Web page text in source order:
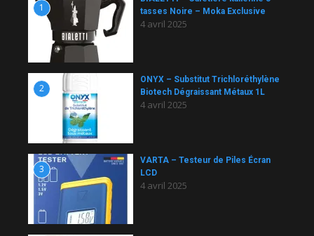
1
tasses Noire – Moka Exclusive
4 avril 2025
2
ONYX – Substitut Trichloréthylène
Biotech Dégraissant Métaux 1L
4 avril 2025
3
VARTA – Testeur de Piles Écran
LCD
4 avril 2025